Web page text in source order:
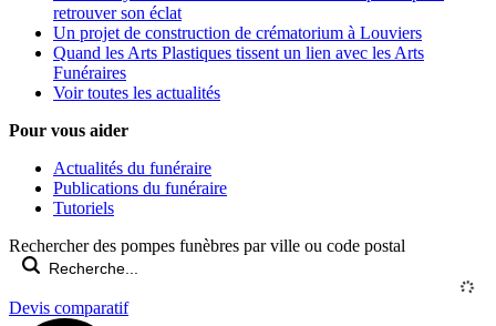
retrouver son éclat
Un projet de construction de crématorium à Louviers
Quand les Arts Plastiques tissent un lien avec les Arts
Funéraires
Voir toutes les actualités
Pour vous aider
Actualités du funéraire
Publications du funéraire
Tutoriels
Rechercher des pompes funèbres par ville ou code postal
Devis comparatif